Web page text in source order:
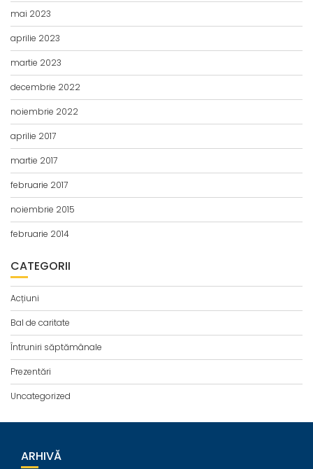
mai 2023
aprilie 2023
martie 2023
decembrie 2022
noiembrie 2022
aprilie 2017
martie 2017
februarie 2017
noiembrie 2015
februarie 2014
CATEGORII
Acțiuni
Bal de caritate
Întruniri săptămânale
Prezentări
Uncategorized
ARHIVĂ